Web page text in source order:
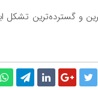
و گسترده‌ترین تشکل